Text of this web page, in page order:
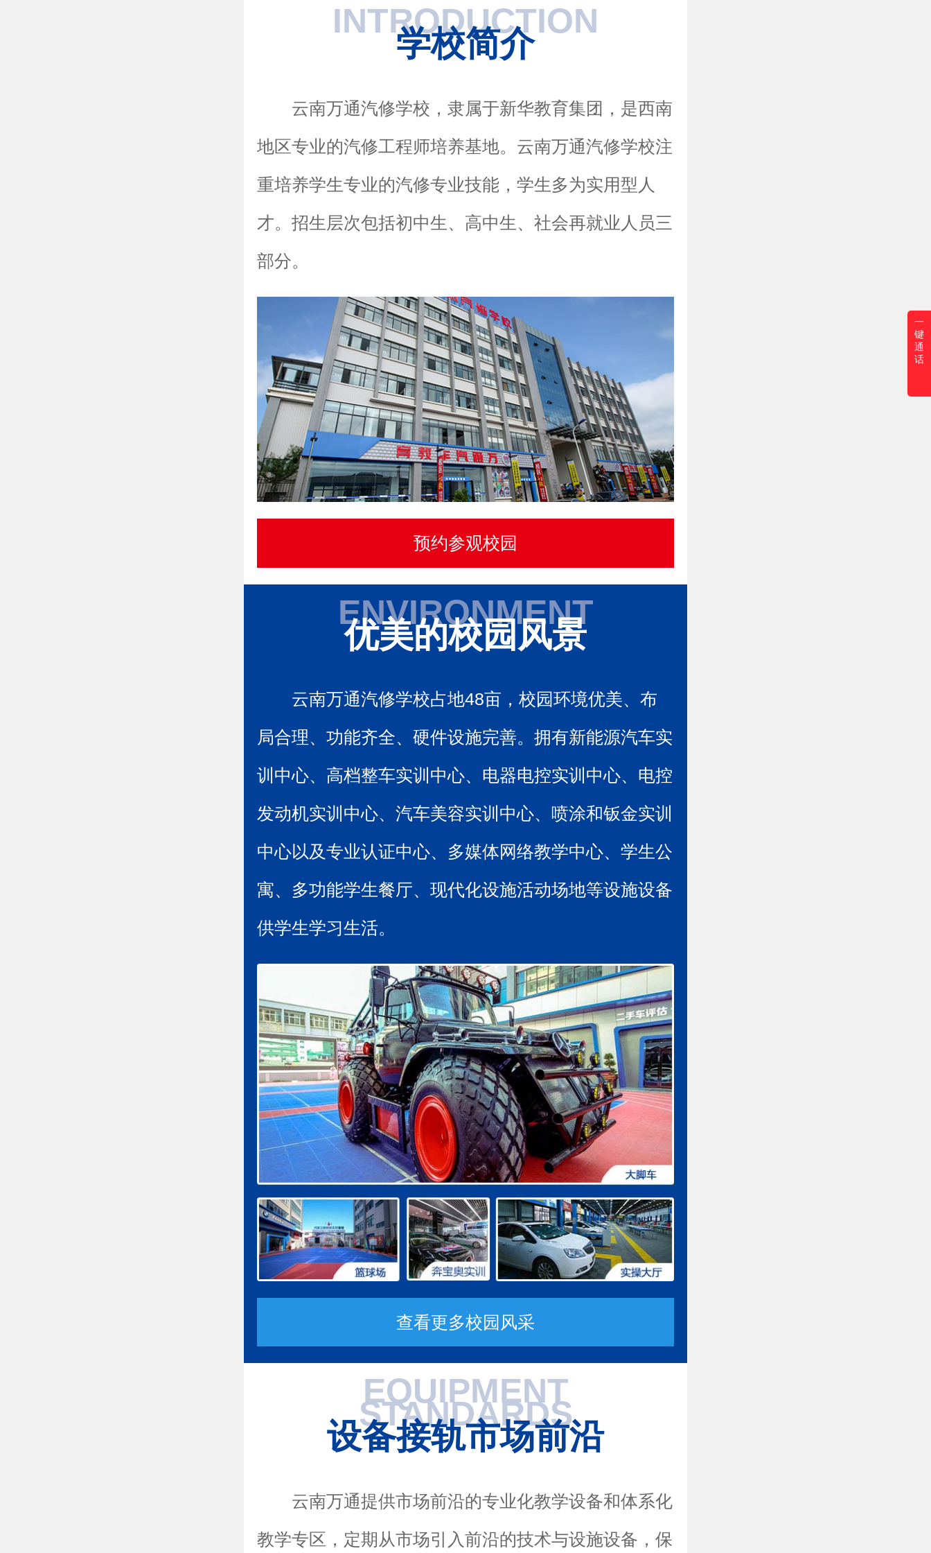
INTRODUCTION
学校简介
云南万通汽修学校，隶属于新华教育集团，是西南
地区专业的汽修工程师培养基地。云南万通汽修学校注
重培养学生专业的汽修专业技能，学生多为实用型人
才。招生层次包括初中生、高中生、社会再就业人员三
部分。
预约参观校园
ENVIRONMENT
优美的校园风景
云南万通汽修学校占地48亩，校园环境优美、布
局合理、功能齐全、硬件设施完善。拥有新能源汽车实
训中心、高档整车实训中心、电器电控实训中心、电控
发动机实训中心、汽车美容实训中心、喷涂和钣金实训
中心以及专业认证中心、多媒体网络教学中心、学生公
寓、多功能学生餐厅、现代化设施活动场地等设施设备
供学生学习生活。
查看更多校园风采
EQUIPMENT
STANDARDS
设备接轨市场前沿
云南万通提供市场前沿的专业化教学设备和体系化
教学专区，定期从市场引入前沿的技术与设施设备，保
一
键
通
话